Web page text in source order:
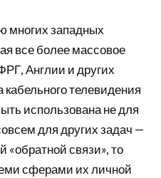
многих западных
все более массовое
Англии и других
телевидения
использована не для
для других задач —
«обратной связи», то
сферами их личной